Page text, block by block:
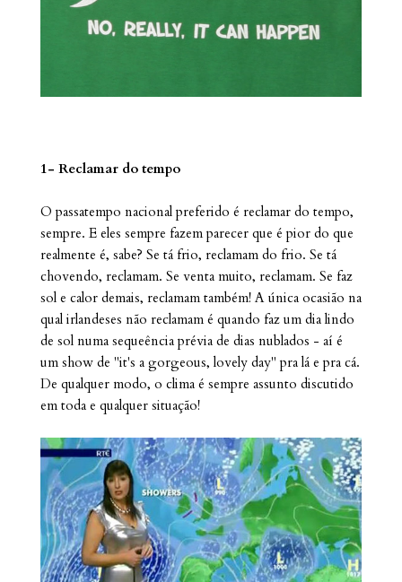
1- Reclamar do tempo
O passatempo nacional preferido é reclamar do tempo,
sempre. E eles sempre fazem parecer que é pior do que
realmente é, sabe? Se tá frio, reclamam do frio. Se tá
chovendo, reclamam. Se venta muito, reclamam. Se faz
sol e calor demais, reclamam também! A única ocasião na
qual irlandeses não reclamam é quando faz um dia lindo
de sol numa sequeência prévia de dias nublados - aí é
um show de "it's a gorgeous, lovely day" pra lá e pra cá.
De qualquer modo, o clima é sempre assunto discutido
em toda e qualquer situação!